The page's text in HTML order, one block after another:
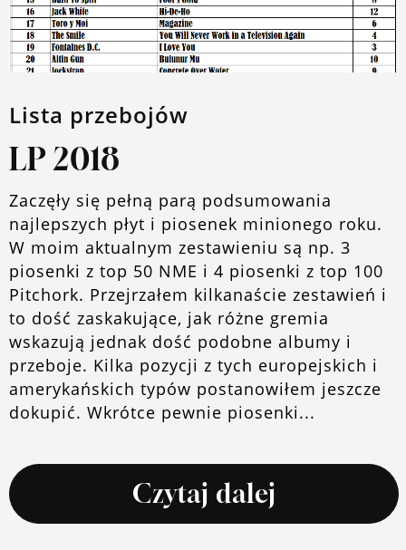
Lista przebojów
LP 2018
Zaczęły się pełną parą podsumowania
najlepszych płyt i piosenek minionego roku.
W moim aktualnym zestawieniu są np. 3
piosenki z top 50 NME i 4 piosenki z top 100
Pitchork. Przejrzałem kilkanaście zestawień i
to dość zaskakujące, jak różne gremia
wskazują jednak dość podobne albumy i
przeboje. Kilka pozycji z tych europejskich i
amerykańskich typów postanowiłem jeszcze
dokupić. Wkrótce pewnie piosenki...
Czytaj dalej
O blogu